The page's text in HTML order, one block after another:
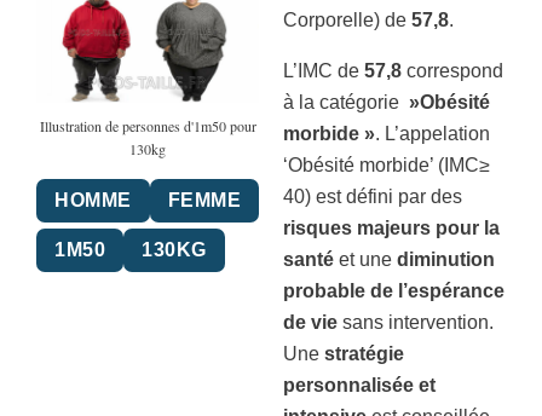
Illustration de personnes d'1m50 pour
130kg
HOMME FEMME
1M50 130KG
Corporelle) de 57,8.
L’IMC de 57,8 correspond
à la catégorie »Obésité
morbide ». L’appelation
‘Obésité morbide’ (IMC≥
40) est défini par des
risques majeurs pour la
santé et une diminution
probable de l’espérance
de vie sans intervention.
Une stratégie
personnalisée et